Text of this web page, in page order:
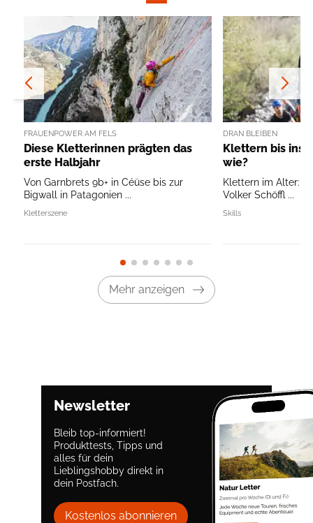
FRAUENPOWER AM FELS
Diese Kletterinnen prägten das
erste Halbjahr
Von Garnbrets 9b+ in Céüse bis zur
Bigwall in Patagonien ...
Kletterszene
DRAN BLEIBEN
Klettern bis ins
wie?
Klettern im Alter:
Volker Schöffl ...
Skills
Mehr anzeigen
Newsletter
Bleib top-informiert!
Produkttests, Tipps und
alles für dein
Lieblingshobby direkt in
dein Postfach.
Kostenlos abonnieren